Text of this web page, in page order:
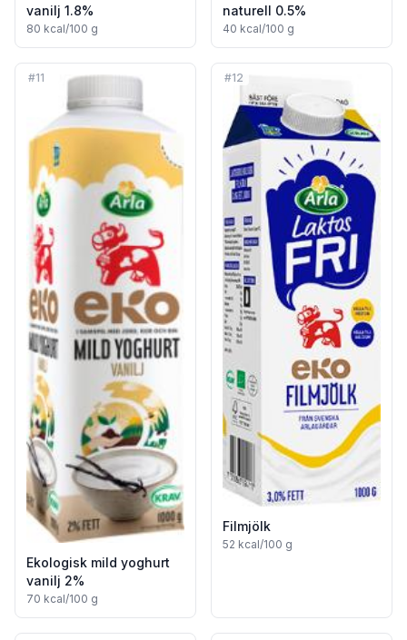
vanilj 1.8%
80 kcal/100 g
naturell 0.5%
40 kcal/100 g
#11
Ekologisk mild yoghurt
vanilj 2%
70 kcal/100 g
#12
Filmjölk
52 kcal/100 g